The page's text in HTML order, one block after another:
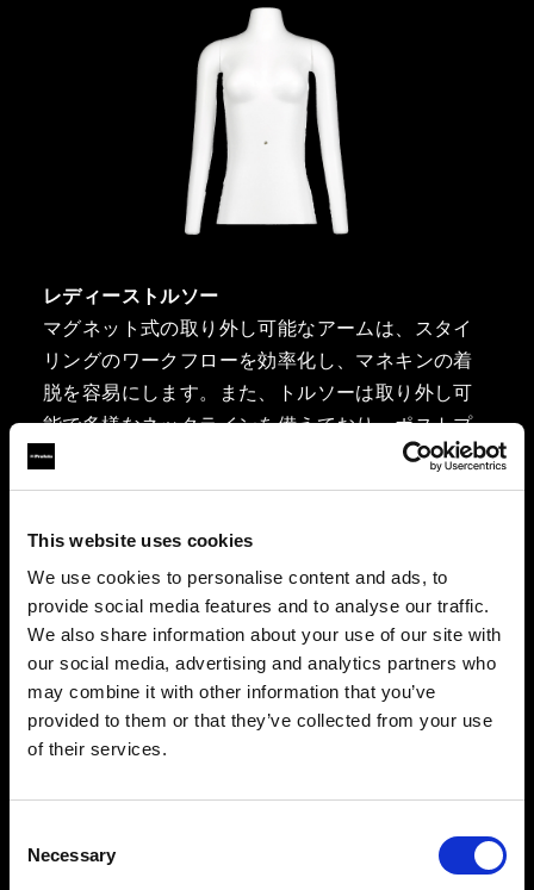
This website uses cookies
We use cookies to personalise content and ads, to
provide social media features and to analyse our traffic.
We also share information about your use of our site with
our social media, advertising and analytics partners who
may combine it with other information that you’ve
provided to them or that they’ve collected from your use
of their services.
Selection
Necessary
レディーストルソー
マグネット式の取り外し可能なアームは、スタイ
リングのワークフローを効率化し、マネキンの着
脱を容易にします。また、トルソーは取り外し可
能で多様なネックラインを備えており、ポストプ
ロダクションの必要性を最小限に抑えます。